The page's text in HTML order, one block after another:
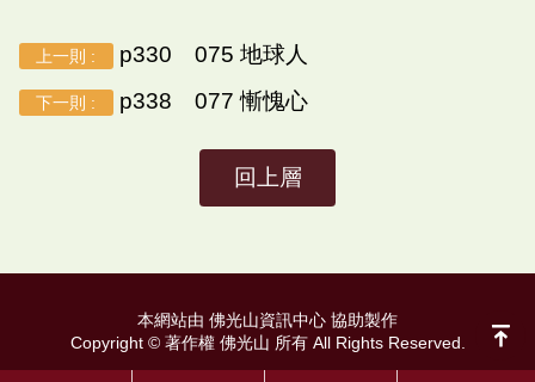
上一則 : p330 075 地球人
下一則 : p338 077 慚愧心
回上層
本網站由 佛光山資訊中心 協助製作
Copyright © 著作權 佛光山 所有 All Rights Reserved.